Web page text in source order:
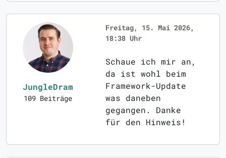
JungleDram
109 Beiträge
Freitag, 15. Mai 2026,
18:38 Uhr
Schaue ich mir an,
da ist wohl beim
Framework-Update
was daneben
gegangen. Danke
für den Hinweis!